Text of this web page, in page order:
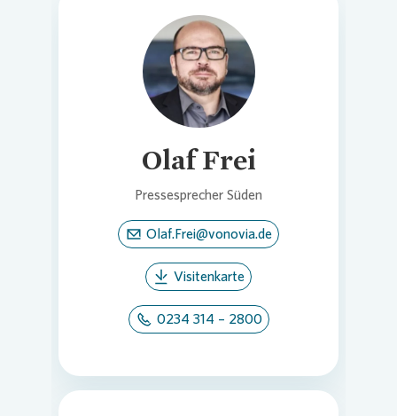
Loading...
Olaf Frei
Pressesprecher Süden
Olaf.Frei@vonovia.de
Visitenkarte
0234 314 – 2800